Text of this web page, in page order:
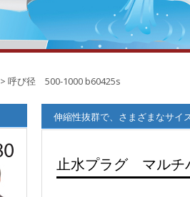
> 呼び径 500-1000 b60425s
伸縮性抜群で、さまざまなサイ
止水プラグ マル